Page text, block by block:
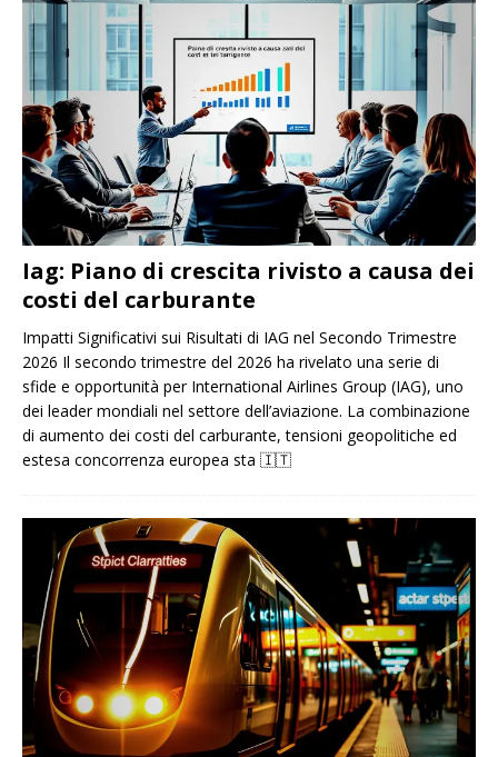
Iag: Piano di crescita rivisto a causa dei
costi del carburante
Impatti Significativi sui Risultati di IAG nel Secondo Trimestre
2026 Il secondo trimestre del 2026 ha rivelato una serie di
sfide e opportunità per International Airlines Group (IAG), uno
dei leader mondiali nel settore dell’aviazione. La combinazione
di aumento dei costi del carburante, tensioni geopolitiche ed
estesa concorrenza europea sta 🇮🇹